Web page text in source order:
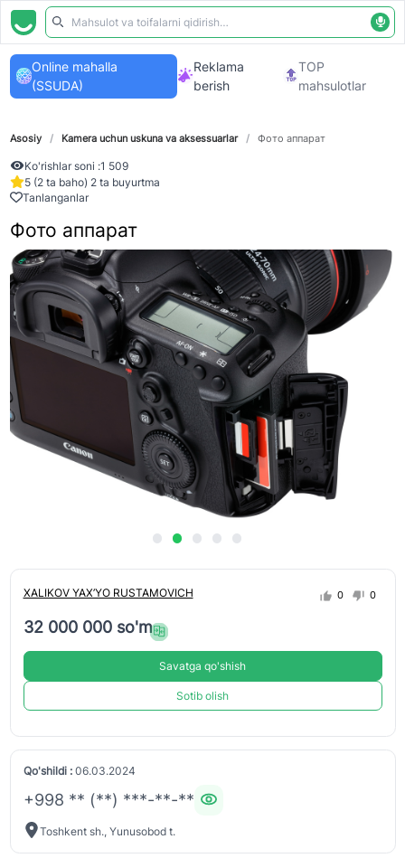
Online mahalla
(SSUDA)
Reklama
berish
TOP
mahsulotlar
Asosiy / Kamera uchun uskuna va aksessuarlar / Фото аппарат
Ko'rishlar soni :1 509
5 (2 ta baho) 2 ta buyurtma
Tanlanganlar
Фото аппарат
XALIKOV YAX’YO RUSTAMOVICH 0 0
32 000 000 so'm
Savatga qo'shish
Sotib olish
Qo'shildi :06.03.2024
+998 ** (**) ***-**-**
Toshkent sh., Yunusobod t.